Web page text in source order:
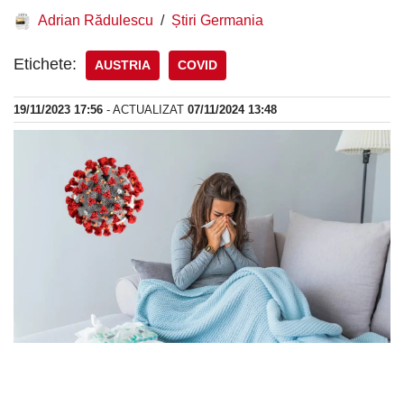
Adrian Rădulescu Știri Germania
Etichete: AUSTRIA COVID
19/11/2023 17:56 - ACTUALIZAT 07/11/2024 13:48